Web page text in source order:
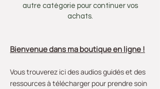
autre catégorie pour continuer vos
achats.
Bienvenue dans ma boutique en ligne !
Vous trouverez ici des audios guidés et des
ressources à télécharger pour prendre soin